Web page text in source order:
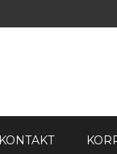
KONTAKT